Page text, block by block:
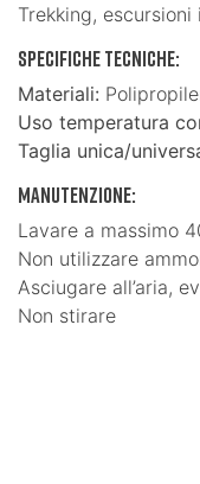
Trekking,
Specifiche tecniche:
Materiali:
Uso temperatura
Taglia unica/
Manutenzione:
Lavare a massimo
Non utilizzare
Asciugare all’aria,
Non stirare